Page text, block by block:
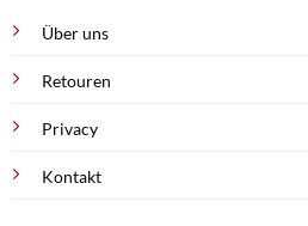
Über uns
Retouren
Privacy
Kontakt